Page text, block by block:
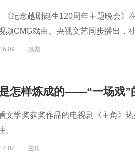
《纪念越剧诞生120周年主题晚会》
频CMG戏曲、央视文艺同步播出，
越剧
怎样炼成的——“一场戏”
文学奖获奖作品的电视剧《主角》
。
主角